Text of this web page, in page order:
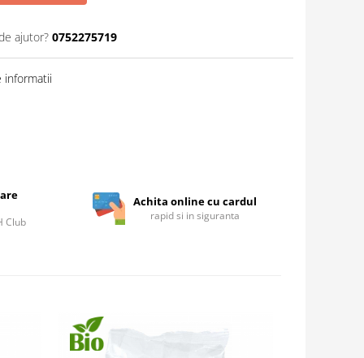
ajutor? 0752275719
informatii
Club
Achita online cu cardul
rapid si in siguranta